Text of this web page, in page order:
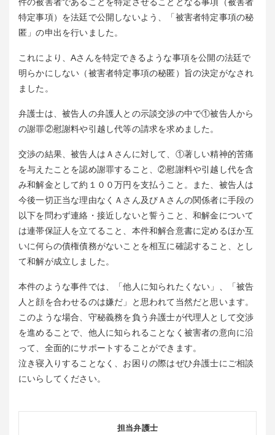
特定事項）を法廷で公開しないよう、「被害者特定事項の秘
匿」の申出を行いました。
これにより、Aさんを特定できるような事項を公開の法廷で
明らかにしない（被害者特定事項の秘匿）旨の決定がなされ
ました。
弁護士は、被告人の弁護人との示談交渉の中で①被告人から
の謝罪②慰謝料や引越し代等の請求を求めました。
交渉の結果、被告人はＡさんに対して、①著しい精神的苦痛
を与えたことを認め謝罪すること、②慰謝料や引越し代を含
み和解金として約１００万円を支払うこと。また、被告人は
今後一切正当な理由なくＡさん及びＡさんの関係者に手段の
以下を問わず連絡・接近しないと誓うこと、和解金について
は連帯保証人を立てること、本件和解合意書に定めるほか互
いに何らの債権債務がないことを相互に確認すること、とし
て和解が成立しました。
本件のような事件では、「他人に知られたくない」、「被告
人と顔を合わせるのは嫌だ」と思われて当然だと思います。
このような場合、守秘義務を負う弁護士が代理人として交渉
を進めることで、他人に知られることなく被害者の意向に沿
って、全面的にサポートすることができます。
泣き寝入りすることなく、お困りの際はぜひ弁護士にご相談
にいらしてください。
担当弁護士